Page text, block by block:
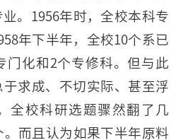
。1956年时，全校本科专
年下半年，全校10个系已
门化和2个专修科。但与此
求成、不切实际、甚至浮
全校科研选题骤然翻了几
。而且认为如果下半年原料